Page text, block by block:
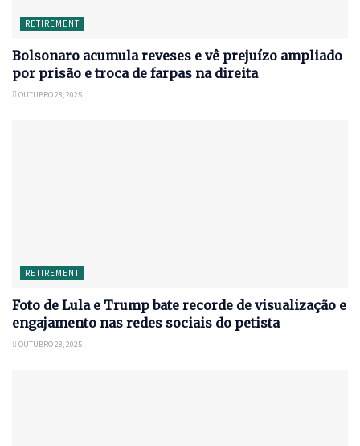
RETIREMENT
Bolsonaro acumula reveses e vê prejuízo ampliado
por prisão e troca de farpas na direita
OUTUBRO 28, 2025
RETIREMENT
Foto de Lula e Trump bate recorde de visualização e
engajamento nas redes sociais do petista
OUTUBRO 28, 2025